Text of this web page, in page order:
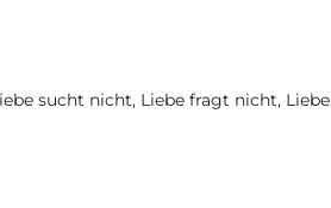
sucht nicht, Liebe fragt nicht, Liebe